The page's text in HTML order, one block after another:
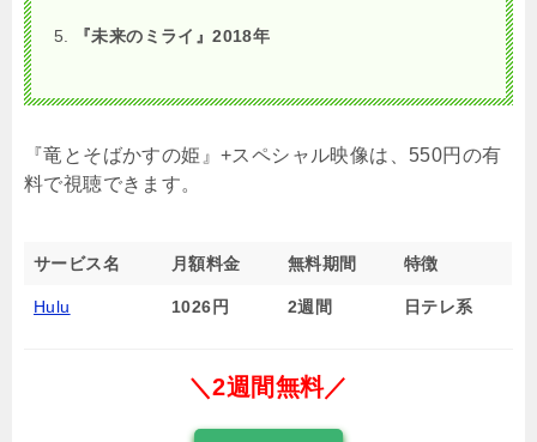
『未来のミライ』2018年
『竜とそばかすの姫』+スペシャル映像は、550円の有
料で視聴できます。
サービス名 月額料金 無料期間 特徴
Hulu 1026円 2週間 日テレ系
＼2週間無料／